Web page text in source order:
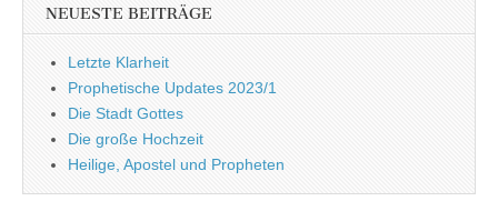
NEUESTE BEITRÄGE
Letzte Klarheit
Prophetische Updates 2023/1
Die Stadt Gottes
Die große Hochzeit
Heilige, Apostel und Propheten